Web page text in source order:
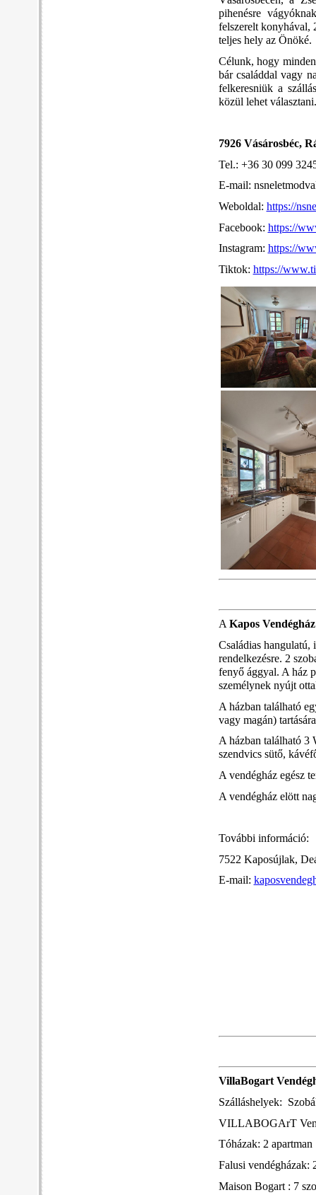
pihenésre
felszerelt konyhával,
teljes hely az Önöké.
Célunk, hogy
bár családdal vagy
felkeresniük a
közül lehet
7926 Vásárosbéc,
Tel.: +36 30 099
E-mail:
Weboldal: https://
Facebook: https://
Instagram: https://
Tiktok: https://
AKapos Vendégház
Családias hangulatú,
rendelkezésre. 2
fenyő ággyal. A ház
személynek nyújt
A házban található
vagy magán)
A házban található 3
szendvics sütő,
A vendégház egész
A vendégház elött
További információ:
7522 Kaposújlak,
E-mail:
VillaBogart
Szálláshelyek:
VILLABOGArT
Tóházak: 2 apartman
Falusi vendégházak:
Maison Bogart : 7